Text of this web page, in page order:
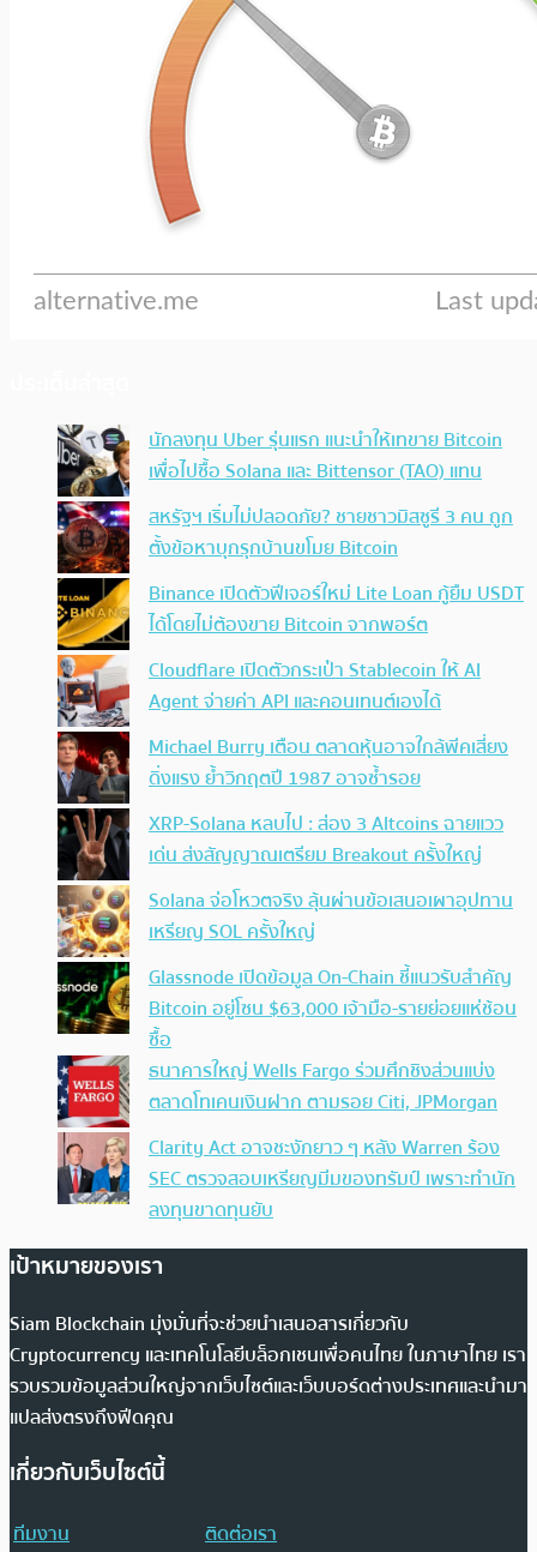
นักลงทุน Uber รุ่นแรก แนะนำให้เทขาย Bitcoin
เพื่อไปซื้อ Solana และ Bittensor (TAO) แทน
สหรัฐฯ เริ่มไม่ปลอดภัย? ชายชาวมิสซูรี 3 คน ถูก
ตั้งข้อหาบุกรุกบ้านขโมย Bitcoin
Binance เปิดตัวฟีเจอร์ใหม่ Lite Loan กู้ยืม USDT
ได้โดยไม่ต้องขาย Bitcoin จากพอร์ต
Cloudflare เปิดตัวกระเป๋า Stablecoin ให้ AI
Agent จ่ายค่า API และคอนเทนต์เองได้
Michael Burry เตือน ตลาดหุ้นอาจใกล้พีคเสี่ยง
ดิ่งแรง ย้ำวิกฤตปี 1987 อาจซ้ำรอย
XRP-Solana หลบไป : ส่อง 3 Altcoins ฉายแวว
เด่น ส่งสัญญาณเตรียม Breakout ครั้งใหญ่
Solana จ่อโหวตจริง ลุ้นผ่านข้อเสนอเผาอุปทาน
เหรียญ SOL ครั้งใหญ่
Glassnode เปิดข้อมูล On-Chain ชี้แนวรับสำคัญ
Bitcoin อยู่โซน $63,000 เจ้ามือ-รายย่อยแห่ช้อน
ซื้อ
ธนาคารใหญ่ Wells Fargo ร่วมศึกชิงส่วนแบ่ง
ตลาดโทเคนเงินฝาก ตามรอย Citi, JPMorgan
Clarity Act อาจชะงักยาว ๆ หลัง Warren ร้อง
SEC ตรวจสอบเหรียญมีมของทรัมป์ เพราะทำนัก
ลงทุนขาดทุนยับ
เป้าหมายของเรา
Siam Blockchain มุ่งมั่นที่จะช่วยนำเสนอสารเกี่ยวกับ
Cryptocurrency และเทคโนโลยีบล็อกเชนเพื่อคนไทย ในภาษาไทย เรา
รวบรวมข้อมูลส่วนใหญ่จากเว็บไซต์และเว็บบอร์ดต่างประเทศและนำมา
แปลส่งตรงถึงฟีดคุณ
เกี่ยวกับเว็บไซต์นี้
ทีมงาน
ติดต่อเรา